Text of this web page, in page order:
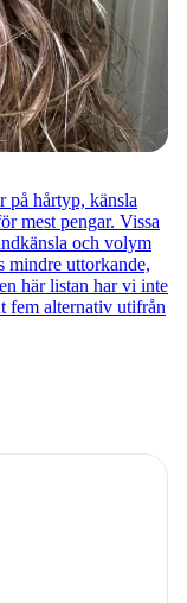
på hårtyp, känsla
mest pengar. Vissa
och volym
mindre uttorkande,
här listan har vi inte
fem alternativ utifrån